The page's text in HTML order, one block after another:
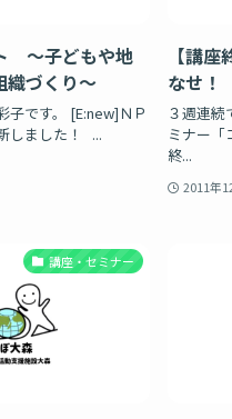
～子どもや地
織づくり～
です。 [E:new]ＮＰ
しました！ ...
【講
なせ！
３週連続
ミナー「
終...
2011年
講座・セミナー